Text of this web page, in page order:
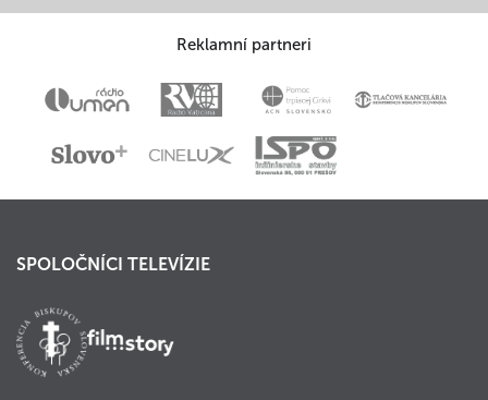
Reklamní partneri
SPOLOČNÍCI TELEVÍZIE